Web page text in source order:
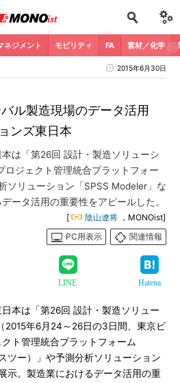
ネジメント モビリティ FA 素材／化学
2015年6月30日
ル製造現場のデータ活用
ンズ東日本
は「第26回 設計・製造ソリューシ
ロジェクト管理統合プラットフォー
ソリューション「SPSS Modeler」な
ータ活用の重要性をアピールした。
[ 陰山遼将 ，MONOist]
PC用表示
関連情報
LINE Hatena
本は「第26回 設計・製造ソリュー
2015年6月24～26日の3日間、東京ビ
ト管理統合プラットフォーム
ツー）」や予測分析ソリューション
示。製造業におけるデータ活用の重